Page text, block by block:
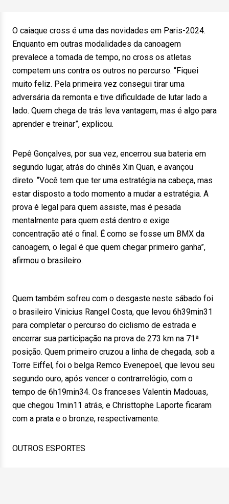
O caiaque cross é uma das novidades em Paris-2024.
Enquanto em outras modalidades da canoagem
prevalece a tomada de tempo, no cross os atletas
competem uns contra os outros no percurso. “Fiquei
muito feliz. Pela primeira vez consegui tirar uma
adversária da remonta e tive dificuldade de lutar lado a
lado. Quem chega de trás leva vantagem, mas é algo para
aprender e treinar”, explicou.
Pepê Gonçalves, por sua vez, encerrou sua bateria em
segundo lugar, atrás do chinês Xin Quan, e avançou
direto. “Você tem que ter uma estratégia na cabeça, mas
estar disposto a todo momento a mudar a estratégia. A
prova é legal para quem assiste, mas é pesada
mentalmente para quem está dentro e exige
concentração até o final. É como se fosse um BMX da
canoagem, o legal é que quem chegar primeiro ganha”,
afirmou o brasileiro.
Quem também sofreu com o desgaste neste sábado foi
o brasileiro Vinicius Rangel Costa, que levou 6h39min31
para completar o percurso do ciclismo de estrada e
encerrar sua participação na prova de 273 km na 71ª
posição. Quem primeiro cruzou a linha de chegada, sob a
Torre Eiffel, foi o belga Remco Evenepoel, que levou seu
segundo ouro, após vencer o contrarrelógio, com o
tempo de 6h19min34. Os franceses Valentin Madouas,
que chegou 1min11 atrás, e Christtophe Laporte ficaram
com a prata e o bronze, respectivamente.
OUTROS ESPORTES